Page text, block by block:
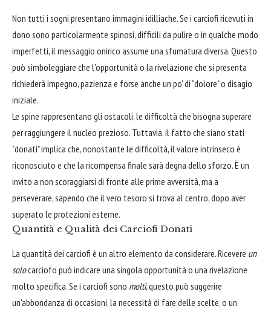
Non tutti i sogni presentano immagini idilliache. Se i carciofi ricevuti in
dono sono particolarmente spinosi, difficili da pulire o in qualche modo
imperfetti, il messaggio onirico assume una sfumatura diversa. Questo
può simboleggiare che l'opportunità o la rivelazione che si presenta
richiederà impegno, pazienza e forse anche un po' di "dolore" o disagio
iniziale.
Le spine rappresentano gli ostacoli, le difficoltà che bisogna superare
per raggiungere il nucleo prezioso. Tuttavia, il fatto che siano stati
"donati" implica che, nonostante le difficoltà, il valore intrinseco è
riconosciuto e che la ricompensa finale sarà degna dello sforzo. È un
invito a non scoraggiarsi di fronte alle prime avversità, ma a
perseverare, sapendo che il vero tesoro si trova al centro, dopo aver
superato le protezioni esterne.
Quantità e Qualità dei Carciofi Donati
La quantità dei carciofi è un altro elemento da considerare. Ricevere un
solocarciofo può indicare una singola opportunità o una rivelazione
molto specifica. Se i carciofi sono molti, questo può suggerire
un'abbondanza di occasioni, la necessità di fare delle scelte, o un